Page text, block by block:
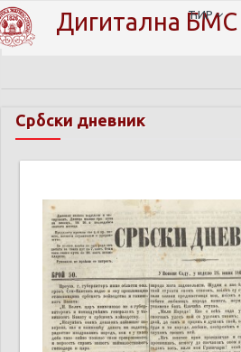
Дигитална БМС
ЋИР
Србски дневник